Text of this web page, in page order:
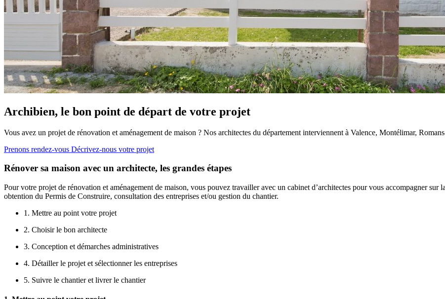
Archibien, le bon point de départ de votre projet
Vous avez un projet de rénovation et aménagement de maison ? Nos architectes du département interviennent à Valence, Montélimar,
Prenons rendez-vous Décrivez-nous votre projet
Rénover sa maison avec un architecte, les grandes étapes
Pour votre projet de rénovation et aménagement de maison, vous pouvez travailler avec un cabinet d’architectes pour vous accompagner sur
obtention du Permis de Construire, consultation des entreprises et/ou gestion du chantier.
1. Mettre au point votre projet
2. Choisir le bon architecte
3. Conception et démarches administratives
4. Détailler le projet et sélectionner les entreprises
5. Suivre le chantier et livrer le chantier